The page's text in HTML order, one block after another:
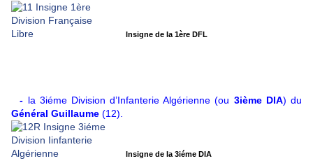
Insigne de la 1ère DFL
- la 3iéme Division d’Infanterie Algérienne (ou 3ième DIA) du
Général Guillaume (12).
Insigne de la 3iéme DIA